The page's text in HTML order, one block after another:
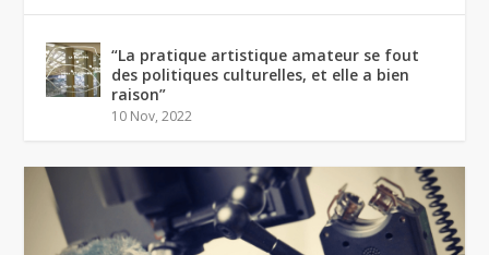
“La pratique artistique amateur se fout
des politiques culturelles, et elle a bien
raison”
10 Nov, 2022